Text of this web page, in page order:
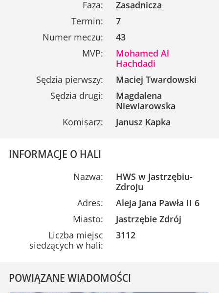
Faza:
Zasadnicza
Termin:
7
Numer meczu:
43
MVP:
Mohamed Al
Hachdadi
Sędzia pierwszy:
Maciej Twardowski
Sędzia drugi:
Magdalena
Niewiarowska
Komisarz:
Janusz Kapka
INFORMACJE O HALI
Nazwa:
HWS w Jastrzębiu-
Zdroju
Adres:
Aleja Jana Pawła II 6
Miasto:
Jastrzębie Zdrój
Liczba miejsc
siedzących w hali:
3112
POWIĄZANE WIADOMOŚCI